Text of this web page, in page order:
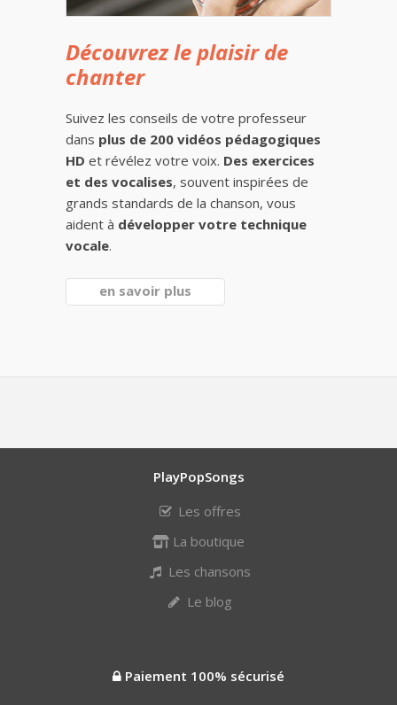
Découvrez le plaisir de
chanter
Suivez les conseils de votre professeur
dans plus de 200 vidéos pédagogiques
HD et révélez votre voix. Des exercices
et des vocalises, souvent inspirées de
grands standards de la chanson, vous
aident à développer votre technique
vocale.
en savoir plus
PlayPopSongs
Les offres
La boutique
Les chansons
Le blog
Paiement 100% sécurisé